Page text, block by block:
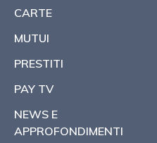
CARTE
MUTUI
PRESTITI
PAY TV
NEWS E
APPROFONDIMENTI